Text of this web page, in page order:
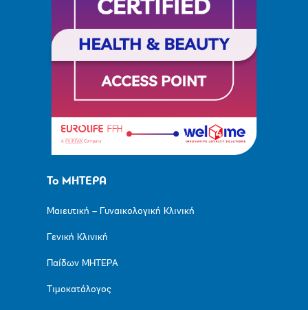
Το ΜΗΤΕΡΑ
Μαιευτική – Γυναικολογική Κλινική
Γενική Κλινική
Παίδων ΜΗΤΕΡΑ
Τιμοκατάλογος